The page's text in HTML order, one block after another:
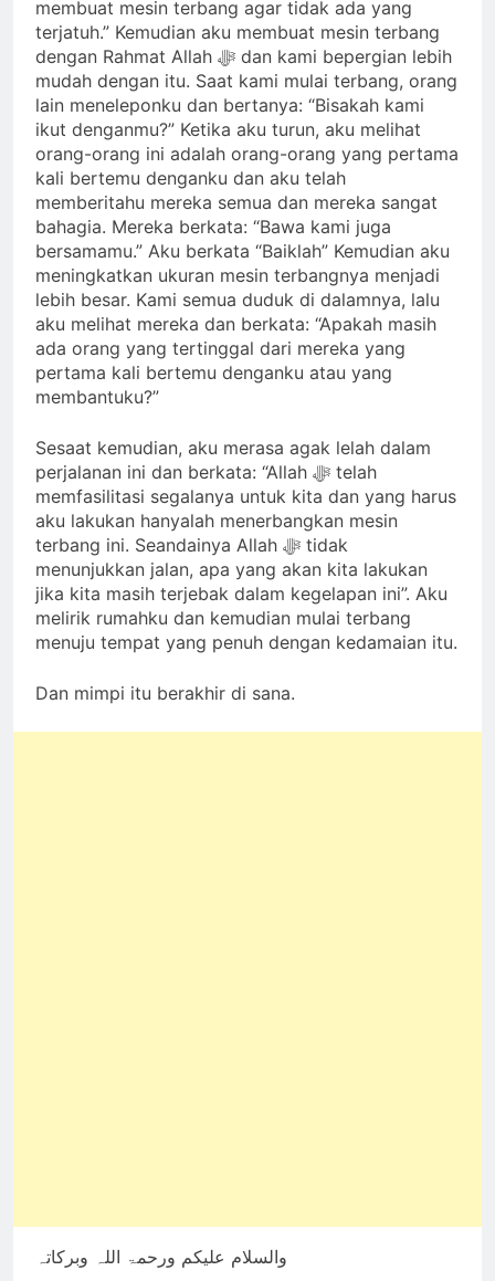
membuat mesin terbang agar tidak ada yang
terjatuh.” Kemudian aku membuat mesin terbang
dengan Rahmat Allah ﷻ dan kami bepergian lebih
mudah dengan itu. Saat kami mulai terbang, orang
lain meneleponku dan bertanya: “Bisakah kami
ikut denganmu?” Ketika aku turun, aku melihat
orang-orang ini adalah orang-orang yang pertama
kali bertemu denganku dan aku telah
memberitahu mereka semua dan mereka sangat
bahagia. Mereka berkata: “Bawa kami juga
bersamamu.” Aku berkata “Baiklah” Kemudian aku
meningkatkan ukuran mesin terbangnya menjadi
lebih besar. Kami semua duduk di dalamnya, lalu
aku melihat mereka dan berkata: “Apakah masih
ada orang yang tertinggal dari mereka yang
pertama kali bertemu denganku atau yang
membantuku?”
Sesaat kemudian, aku merasa agak lelah dalam
perjalanan ini dan berkata: “Allah ﷻ telah
memfasilitasi segalanya untuk kita dan yang harus
aku lakukan hanyalah menerbangkan mesin
terbang ini. Seandainya Allah ﷻ tidak
menunjukkan jalan, apa yang akan kita lakukan
jika kita masih terjebak dalam kegelapan ini”. Aku
melirik rumahku dan kemudian mulai terbang
menuju tempat yang penuh dengan kedamaian itu.
Dan mimpi itu berakhir di sana.
والسلام علیکم ورحمۃ اللہ وبرکاتہ